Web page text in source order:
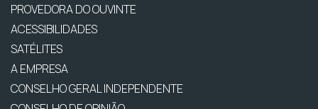
PROVEDORA DO OUVINTE
ACESSIBILIDADES
SATÉLITES
A EMPRESA
CONSELHO GERAL INDEPENDENTE